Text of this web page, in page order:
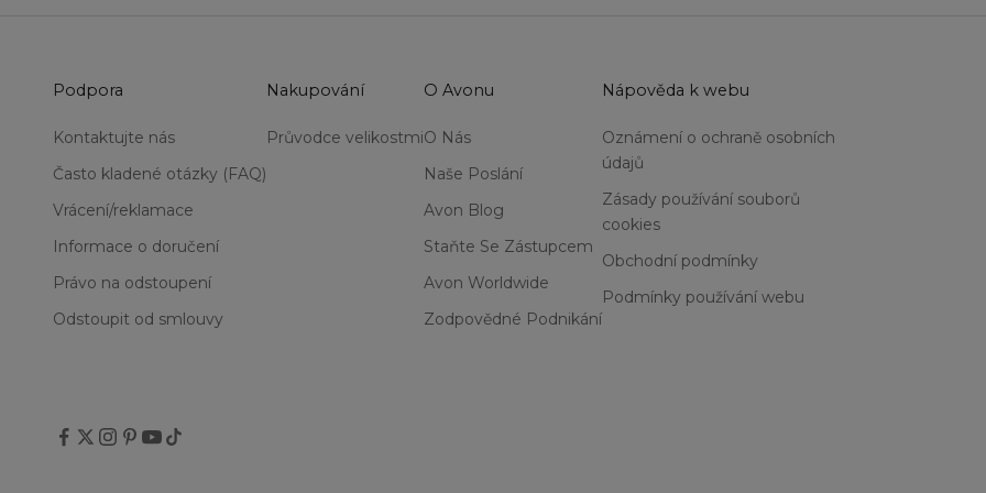
Podpora
Kontaktujte nás
Často kladené otázky (FAQ)
Vrácení/reklamace
Informace o doručení
Právo na odstoupení
Odstoupit od smlouvy
Nakupování
Průvodce velikostmi
O Avonu
O Nás
Naše Poslání
Avon Blog
Staňte Se Zástupcem
Avon Worldwide
Zodpovědné Podnikání
Nápověda k webu
Oznámení o ochraně osobních
údajů
Zásady používání souborů
cookies
Obchodní podmínky
Podmínky používání webu